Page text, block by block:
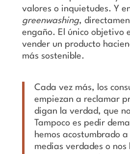
valores o inquietudes. Y
greenwashing,
engaño. El único objetivo
vender un producto
más sostenible.
Cada vez más, los
empiezan a reclamar
digan la verdad, que
Tampoco es pedir
hemos acostumbrado
medias verdades o